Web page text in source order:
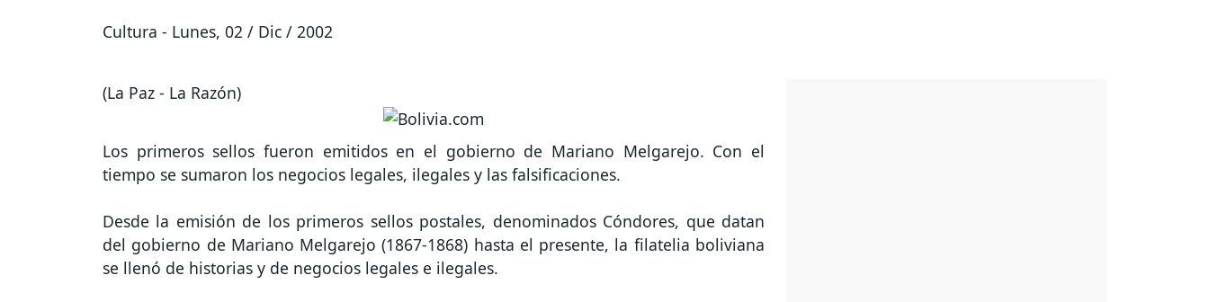
Cultura - Lunes, 02 / Dic / 2002
(La Paz - La Razón)
Los primeros sellos fueron emitidos en el gobierno de Mariano Melgarejo. Con el
tiempo se sumaron los negocios legales, ilegales y las falsificaciones.
Desde la emisión de los primeros sellos postales, denominados Cóndores, que datan
del gobierno de Mariano Melgarejo (1867-1868) hasta el presente, la filatelia boliviana
se llenó de historias y de negocios legales e ilegales.